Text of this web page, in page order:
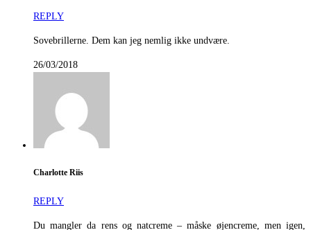
REPLY
Sovebrillerne. Dem kan jeg nemlig ikke undvære.
26/03/2018
Charlotte Riis
REPLY
Du mangler da rens og natcreme – måske øjencreme, men igen,